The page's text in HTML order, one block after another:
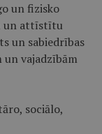
un fizisko
un attīstītu
un sabiedrības
vajadzībām
sociālo,